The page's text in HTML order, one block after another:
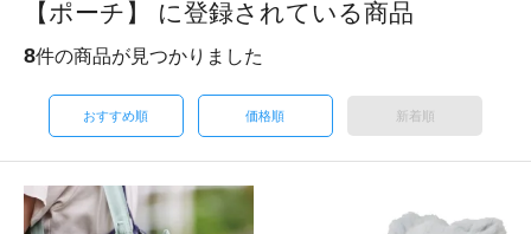
【ポーチ】 に登録されている商品
8件の商品が見つかりました
おすすめ順 価格順 新着順